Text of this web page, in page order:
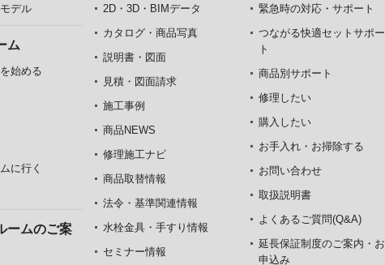
デル
ム
始める
に行く
ームのご案
2D・3D・BIMデータ
カタログ・商品写真
説明書・図面
見積・図面請求
施工事例
商品NEWS
修理施工ナビ
商品取替情報
法令・基準関連情報
水栓金具・手すり情報
セミナー情報
緊急時の対応・サポート
つながる快適セットサポー
ト
商品別サポート
修理したい
購入したい
お手入れ・お掃除する
お問い合わせ
取扱説明書
よくあるご質問(Q&A)
延長保証制度のご案内・お
申込み